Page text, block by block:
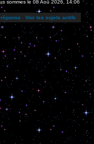
sommes le 08 Aoû 2026, 14:06
Voir les sujets actifs